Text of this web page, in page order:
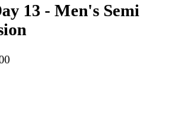
13 - Men's Semi